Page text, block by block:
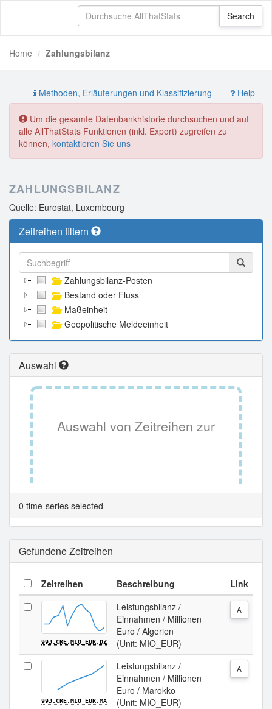
Home Zahlungsbilanz
Methoden, Erläuterungen und Klassifizierung Help
Um die gesamte Datenbankhistorie durchsuchen und auf
alle AllThatStats Funktionen (inkl. Export) zugreifen zu
können, kontaktieren Sie uns
ZAHLUNGSBILANZ
Quelle: Eurostat, Luxembourg
Zeitreihen filtern
Zahlungsbilanz-Posten
Bestand oder Fluss
Maßeinheit
Geopolitische Meldeeinheit
Auswahl
Auswahl von Zeitreihen zur
Tabellenansicht.
0 time-series selected
Gefundene Zeitreihen
Zeitreihen Beschreibung Link
993.CRE.MIO_EUR.DZ
Leistungsbilanz /
Einnahmen / Millionen
Euro / Algerien
(Unit: MIO_EUR)
A
993.CRE.MIO_EUR.MA
Leistungsbilanz /
Einnahmen / Millionen
Euro / Marokko
(Unit: MIO_EUR)
A